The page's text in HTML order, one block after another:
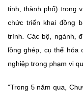
tỉnh, thành phố) trong
chức triển khai đồng
trình. Các bộ, ngành,
lồng ghép, cụ thể hóa
nghiệp trong phạm vi
"Trong 5 năm qua,